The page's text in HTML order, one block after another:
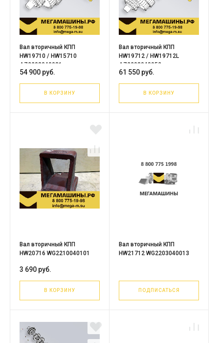
Вал вторичный КПП
HW19710 / HW15710
AZ2203040031 с
шестрнями в сборе /
Оригинал
54 900 руб.
В КОРЗИНУ
Вал вторичный КПП
HW19712 / HW19712L
AZ2203040052 с
шестрнями в сборе /
Оригинал
61 550 руб.
В КОРЗИНУ
Вал вторичный КПП
HW20716 WG2210040101
3 690 руб.
В КОРЗИНУ
Вал вторичный КПП
HW21712 WG2203040013
ПОДПИСАТЬСЯ